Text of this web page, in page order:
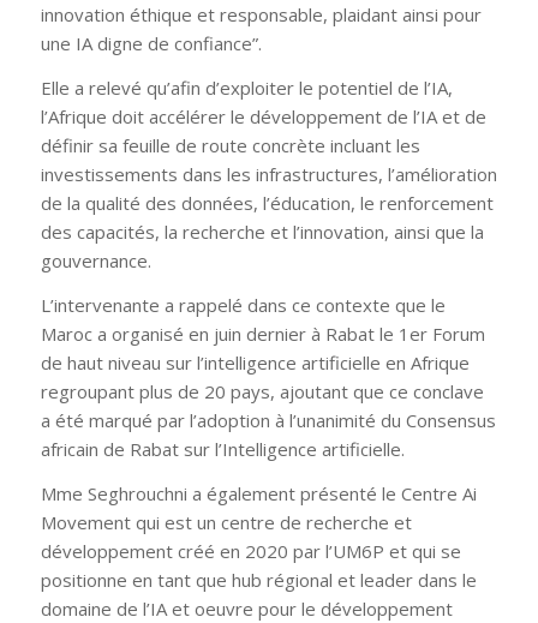
innovation éthique et responsable, plaidant ainsi pour
une IA digne de confiance”.
Elle a relevé qu’afin d’exploiter le potentiel de l’IA,
l’Afrique doit accélérer le développement de l’IA et de
définir sa feuille de route concrète incluant les
investissements dans les infrastructures, l’amélioration
de la qualité des données, l’éducation, le renforcement
des capacités, la recherche et l’innovation, ainsi que la
gouvernance.
L’intervenante a rappelé dans ce contexte que le
Maroc a organisé en juin dernier à Rabat le 1er Forum
de haut niveau sur l’intelligence artificielle en Afrique
regroupant plus de 20 pays, ajoutant que ce conclave
a été marqué par l’adoption à l’unanimité du Consensus
africain de Rabat sur l’Intelligence artificielle.
Mme Seghrouchni a également présenté le Centre Ai
Movement qui est un centre de recherche et
développement créé en 2020 par l’UM6P et qui se
positionne en tant que hub régional et leader dans le
domaine de l’IA et oeuvre pour le développement